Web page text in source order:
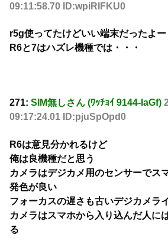
09:11:58.70 ID:wpiRIFKU0
r5g使ってたけどいい端末だったよー
R6と7はハズレ機種では・・・
271: SIM無しさん (ﾜｯﾁｮｲ 9144-IaGf)
09:17:24.01 ID:pjuSpOpd0
R6は意見分かれるけど
俺は良機種だと思う
カメラはデジカメ用のセンサーでス
発色が良い
フォーカスの遅さも古いデジカメラ
カメラはスマホから入り込んだ人に
る